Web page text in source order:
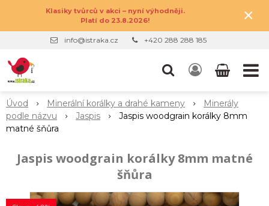
Klasiky tvůrců v akci – nyní výhodněji.
Platí do 23.8.2026!
×
info@istraka.cz +420 288 288 185
Úvod Minerální korálky a drahé kameny
Minerály
podle názvu
Jaspis
Jaspis woodgrain korálky 8mm
matné šňůra
Jaspis woodgrain korálky 8mm matné
šňůra